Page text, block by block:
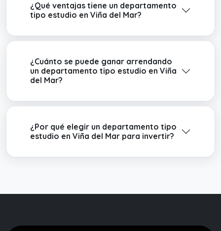
¿Qué ventajas tiene un departamento
tipo estudio en Viña del Mar?
¿Cuánto se puede ganar arrendando
un departamento tipo estudio en Viña
del Mar?
¿Por qué elegir un departamento tipo
estudio en Viña del Mar para invertir?